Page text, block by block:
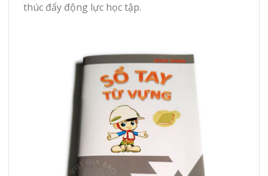
thúc đẩy động lực học tập.